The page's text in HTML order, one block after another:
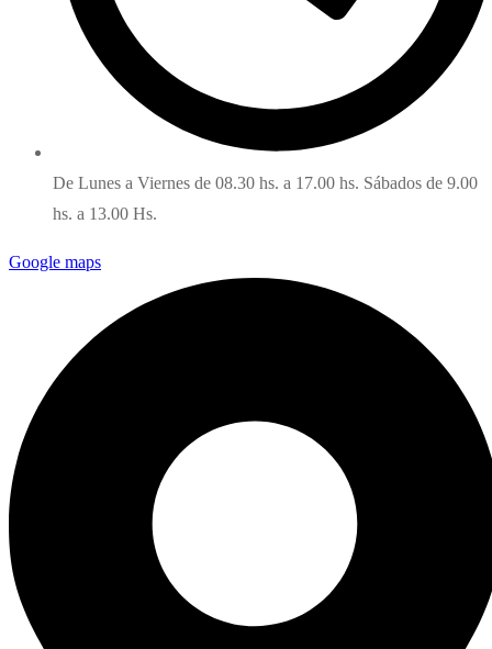
De Lunes a Viernes de 08.30 hs. a 17.00 hs. Sábados de 9.00
hs. a 13.00 Hs.
Google maps